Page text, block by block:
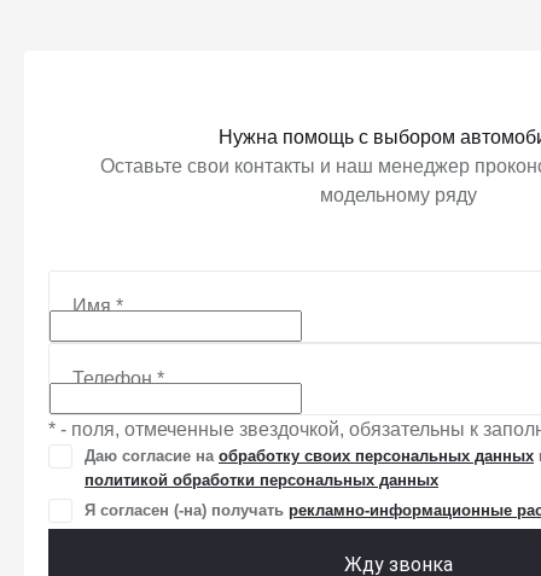
Нужна помощь с выбором
Оставьте свои контакты и наш менеджер
модельному ряду
Имя*
Телефон*
* - поля, отмеченные звездочкой, обязательны к
Даю согласие на обработку своих персональных данных
политикой обработки персональных данных
Я согласен (-на) получать рекламно-информационные
Жду звонка